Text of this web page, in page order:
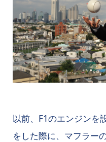
以前、F1のエンジンを
をした際に、マフラー